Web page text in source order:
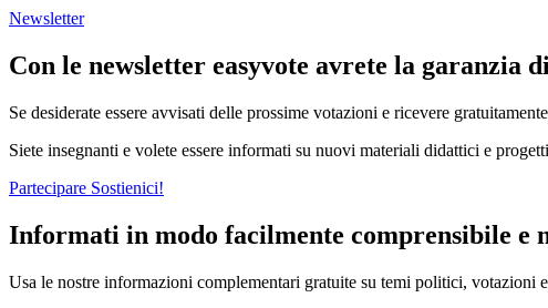
Newsletter
Con le newsletter easyvote avrete la garanzia
Se desiderate essere avvisati delle prossime votazioni e ricevere
Siete insegnanti e volete essere informati su nuovi materiali didattici e
Partecipare Sostienici!
Informati in modo facilmente comprensibile e
Usa le nostre informazioni complementari gratuite su temi politici, votazioni